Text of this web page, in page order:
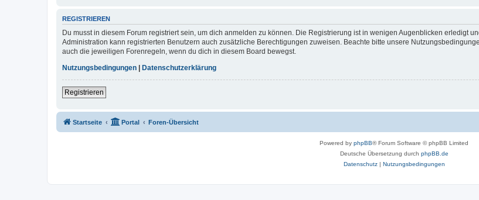
REGISTRIEREN
Du musst in diesem Forum registriert sein, um dich anmelden zu können. Die Registrierung ist in wenigen Augenblicken erledigt
Administration kann registrierten Benutzern auch zusätzliche Berechtigungen zuweisen. Beachte bitte unsere
auch die jeweiligen Forenregeln, wenn du dich in diesem Board bewegst.
Nutzungsbedingungen | Datenschutzerklärung
Registrieren
Startseite Portal Foren-Übersicht
Powered by phpBB® Forum Software © phpBB Limited
Deutsche Übersetzung durch phpBB.de
Datenschutz| Nutzungsbedingungen